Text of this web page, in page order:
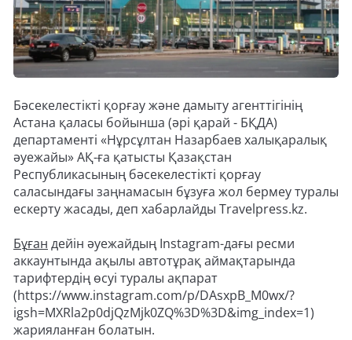
Бәсекелестікті қорғау және дамыту агенттігінің
Астана қаласы бойынша (әрі қарай - БҚДА)
департаменті «Нұрсұлтан Назарбаев халықаралық
әуежайы» АҚ-ға қатысты Қазақстан
Республикасының бәсекелестікті қорғау
саласындағы заңнамасын бұзуға жол бермеу туралы
ескерту жасады, деп хабарлайды Travelpress.kz.
Бұған дейін әуежайдың Instagram-дағы ресми
аккаунтында ақылы автотұрақ аймақтарында
тарифтердің өсуі туралы ақпарат
(https://www.instagram.com/p/DAsxpB_M0wx/?
igsh=MXRla2p0djQzMjk0ZQ%3D%3D&img_index=1)
жарияланған болатын.